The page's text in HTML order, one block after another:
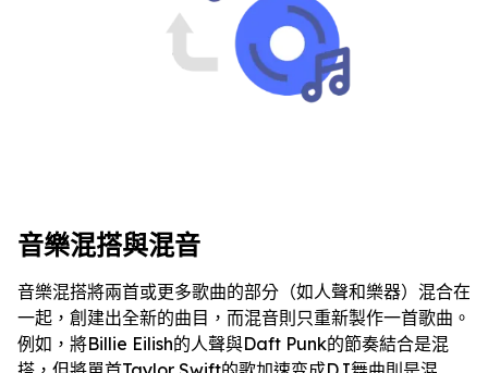
音樂混搭與混音
音樂混搭將兩首或更多歌曲的部分（如人聲和樂器）混合在
一起，創建出全新的曲目，而混音則只重新製作一首歌曲。
例如，將Billie Eilish的人聲與Daft Punk的節奏結合是混